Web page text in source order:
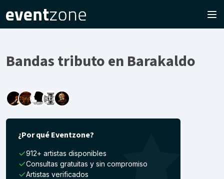
Bandas tributo en Barakaldo
¿Por qué Eventzone?
912+ artistas disponibles
Consultas gratuitas y sin compromiso
Artistas verificados